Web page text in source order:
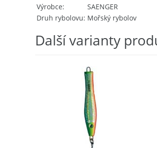
Výrobce
SAENGER
Druh rybolovu Mořský rybolov
Další varianty